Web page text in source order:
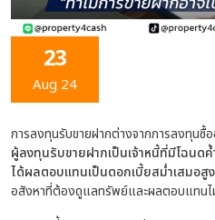
23
Aug 24
การลงทุนรับขายฝากต่างจากการลงทุนซื้อ
ผู้ลงทุนรับขายฝากเป็นเจ้าหนี้ที่มีโฉน
ได้ผลตอบแทนเป็นดอกเบี้ยสม่ำเสมอสู
อสังหาที่ต้องดูแลทรัพย์และผลตอบแทน